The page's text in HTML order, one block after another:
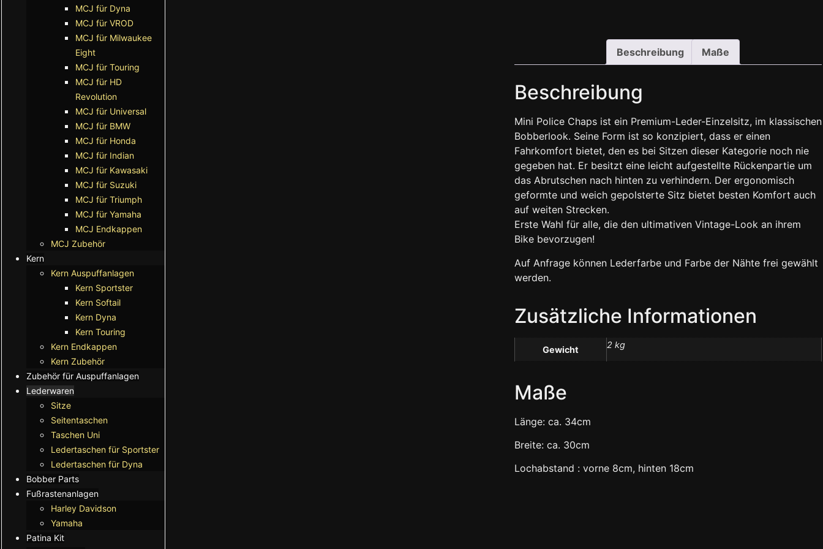
MCJ für Dyna
MCJ für VROD
MCJ für Milwaukee
Eight
MCJ für Touring
MCJ für HD
Revolution
MCJ für Universal
MCJ für BMW
MCJ für Honda
MCJ für Indian
MCJ für Kawasaki
MCJ für Suzuki
MCJ für Triumph
MCJ für Yamaha
MCJ Endkappen
MCJ Zubehör
Kern
Kern Auspuffanlagen
Kern Sportster
Kern Softail
Kern Dyna
Kern Touring
Kern Endkappen
Kern Zubehör
Zubehör für Auspuffanlagen
Lederwaren
Sitze
Seitentaschen
Taschen Uni
Ledertaschen für Sportster
Ledertaschen für Dyna
Bobber Parts
Fußrastenanlagen
Harley Davidson
Yamaha
Patina Kit
Beschreibung Maße
Beschreibung
Mini Police Chaps ist ein Premium-Leder-Einzelsitz, im klassischen
Bobberlook. Seine Form ist so konzipiert, dass er einen
Fahrkomfort bietet, den es bei Sitzen dieser Kategorie noch nie
gegeben hat. Er besitzt eine leicht aufgestellte Rückenpartie um
das Abrutschen nach hinten zu verhindern. Der ergonomisch
geformte und weich gepolsterte Sitz bietet besten Komfort auch
auf weiten Strecken.
Erste Wahl für alle, die den ultimativen Vintage-Look an ihrem
Bike bevorzugen!
Auf Anfrage können Lederfarbe und Farbe der Nähte frei gewählt
werden.
Zusätzliche Informationen
Gewicht 2 kg
Maße
Länge: ca. 34cm
Breite: ca. 30cm
Lochabstand : vorne 8cm, hinten 18cm